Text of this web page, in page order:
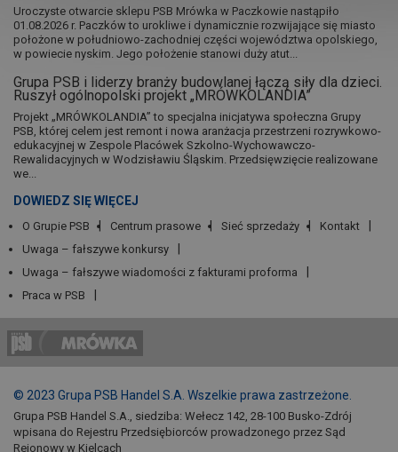
Uroczyste otwarcie sklepu PSB Mrówka w Paczkowie nastąpiło
01.08.2026 r. Paczków to urokliwe i dynamicznie rozwijające się miasto
położone w południowo-zachodniej części województwa opolskiego,
w powiecie nyskim. Jego położenie stanowi duży atut...
Grupa PSB i liderzy branży budowlanej łączą siły dla dzieci.
Ruszył ogólnopolski projekt „MRÓWKOLANDIA”
Projekt „MRÓWKOLANDIA” to specjalna inicjatywa społeczna Grupy
PSB, której celem jest remont i nowa aranżacja przestrzeni rozrywkowo-
edukacyjnej w Zespole Placówek Szkolno-Wychowawczo-
Rewalidacyjnych w Wodzisławiu Śląskim. Przedsięwzięcie realizowane
we...
DOWIEDZ SIĘ WIĘCEJ
O Grupie PSB Centrum prasowe Sieć sprzedaży
Kontakt
Uwaga – fałszywe konkursy
Uwaga – fałszywe wiadomości z fakturami proforma
Praca w PSB
© 2023 Grupa PSB Handel S.A. Wszelkie prawa zastrzeżone.
Grupa PSB Handel S.A., siedziba: Wełecz 142, 28-100 Busko-Zdrój
wpisana do Rejestru Przedsiębiorców prowadzonego przez Sąd
Rejonowy w Kielcach